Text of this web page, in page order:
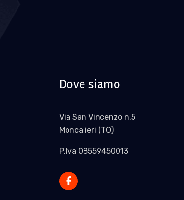
Dove siamo
Via San Vincenzo n.5
Moncalieri (TO)
P.Iva 08559450013